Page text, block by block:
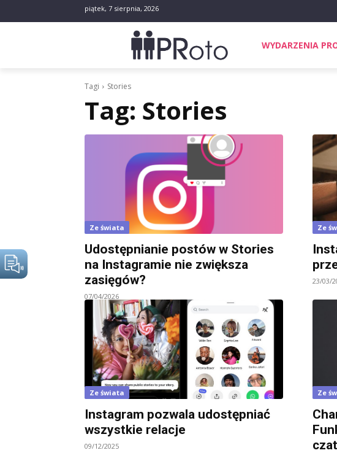
piątek, 7 sierpnia, 2026
WYDARZENIA
Tagi Stories
Tag: Stories
Ze świata
Udostępnianie postów w Stories
na Instagramie nie zwiększa
zasięgów?
07/04/2026
Ze
23/03/
Ze świata
Instagram pozwala udostępniać
wszystkie relacje
09/12/2025
Ze